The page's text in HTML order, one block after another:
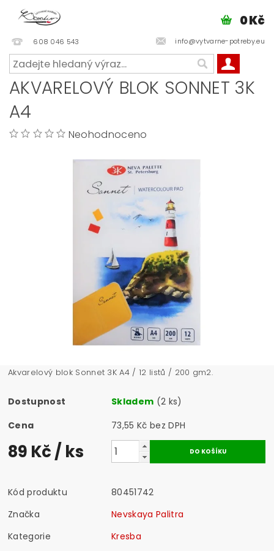
608 046 543 info@vytvarne-potreby.eu
0 Kč
AKVARELOVÝ BLOK SONNET 3K
A4
Neohodnoceno
Akvarelový blok Sonnet 3K A4 / 12 listů / 200 gm2.
Dostupnost Skladem (2 ks)
Cena
73,55 Kč bez DPH
89 Kč/ ks
Kód produktu
80451742
Značka
Nevskaya Palitra
Kategorie
Kresba